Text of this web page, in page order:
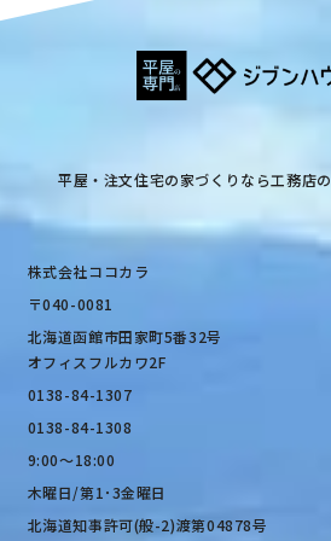
平屋・注文住宅の家づくりなら工務店の
株式会社ココカラ
〒040-0081
北海道函館市田家町5番32号
オフィスフルカワ2F
0138-84-1307
0138-84-1308
9:00〜18:00
木曜日/第1･3金曜日
北海道知事許可(般-2)渡第04878号